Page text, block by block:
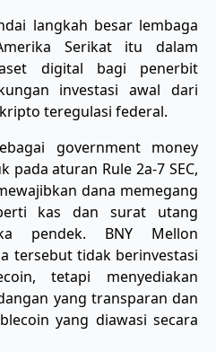
langkah besar lembaga
Serikat itu dalam
digital bagi penerbit
investasi awal dari
teregulasi federal.
government money
aturan Rule 2a-7 SEC,
dana memegang
kas dan surat utang
pendek. BNY Mellon
tersebut tidak berinvestasi
tetapi menyediakan
yang transparan dan
yang diawasi secara